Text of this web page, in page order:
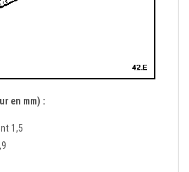
en mm) :
1,5